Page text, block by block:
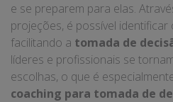
e se preparem para elas.
projeções, é possível
facilitando a tomada de
líderes e profissionais se
escolhas, o que é
coaching para tomada de